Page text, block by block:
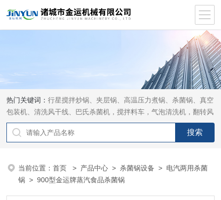
热门关键词：行星搅拌炒锅、夹层锅、高温压力煮锅、杀菌锅、真空
包装机、清洗风干线、巴氏杀菌机，搅拌料车，气泡清洗机，翻转风
干机
当前位置：首页 > 产品中心 >杀菌锅设备 > 电汽两用杀菌
锅 > 900型金运牌蒸汽食品杀菌锅